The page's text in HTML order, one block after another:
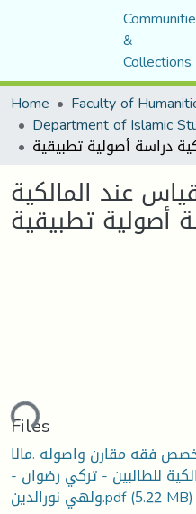
&
Collections
Home
عند المالكية
أصولية تطبيقية
Files
فقه مقارن واصوله .مالا
للطالبين - تركي رضوان -
ولهي نورالدين.pdf(5.22 MB)